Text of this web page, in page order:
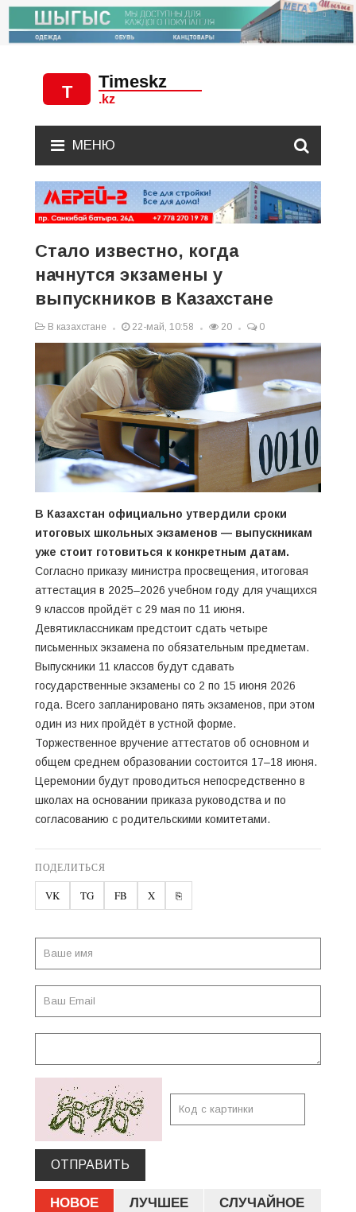
МЕНЮ
Стало известно, когда
начнутся экзамены у
выпускников в Казахстане
В казахстане 22-май, 10:58 20 0
В Казахстан официально утвердили сроки
итоговых школьных экзаменов — выпускникам
уже стоит готовиться к конкретным датам.
Согласно приказу министра просвещения, итоговая
аттестация в 2025–2026 учебном году для учащихся
9 классов пройдёт с 29 мая по 11 июня.
Девятиклассникам предстоит сдать четыре
письменных экзамена по обязательным предметам.
Выпускники 11 классов будут сдавать
государственные экзамены со 2 по 15 июня 2026
года. Всего запланировано пять экзаменов, при этом
один из них пройдёт в устной форме.
Торжественное вручение аттестатов об основном и
общем среднем образовании состоится 17–18 июня.
Церемонии будут проводиться непосредственно в
школах на основании приказа руководства и по
согласованию с родительскими комитетами.
ПОДЕЛИТЬСЯ
VK TG FB X ⎘
ОТПРАВИТЬ
НОВОЕ ЛУЧШЕЕ СЛУЧАЙНОЕ